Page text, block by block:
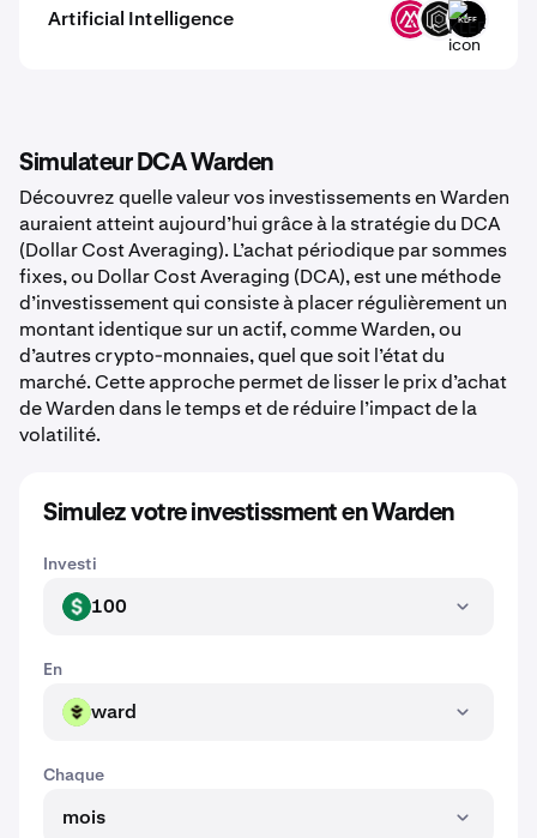
Artificial Intelligence MSAI OPUL KLEF
Simulateur DCA Warden
Découvrez quelle valeur vos investissements en Warden
auraient atteint aujourd’hui grâce à la stratégie du DCA
(Dollar Cost Averaging). L’achat périodique par sommes
fixes, ou Dollar Cost Averaging (DCA), est une méthode
d’investissement qui consiste à placer régulièrement un
montant identique sur un actif, comme Warden, ou
d’autres crypto-monnaies, quel que soit l’état du
marché. Cette approche permet de lisser le prix d’achat
de Warden dans le temps et de réduire l’impact de la
volatilité.
Simulez votre investissment en Warden
Investi
USD 100
En
WARDward
Chaque
mois